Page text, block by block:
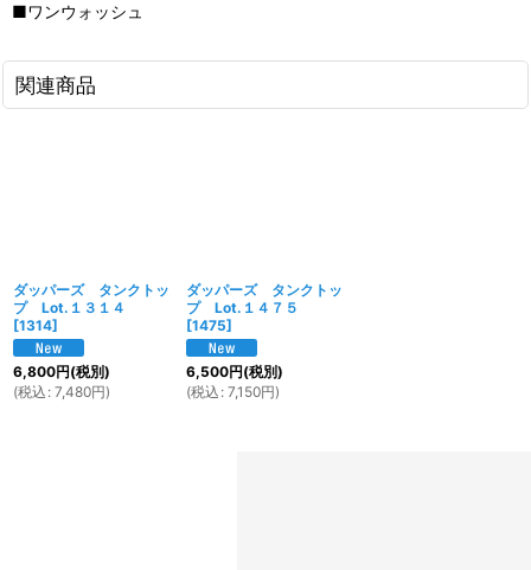
■ワンウォッシュ
関連商品
ダッパーズ タンクトッ
プ Lot.１３１４
[1314]
6,800円(税別)
(税込 : 7,480円)
ダッパーズ タンクトッ
プ Lot.１４７５
[1475]
6,500円(税別)
(税込 : 7,150円)